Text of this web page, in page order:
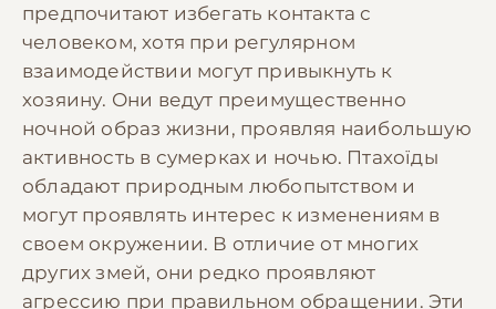
предпочитают избегать контакта с
человеком, хотя при регулярном
взаимодействии могут привыкнуть к
хозяину. Они ведут преимущественно
ночной образ жизни, проявляя наибольшую
активность в сумерках и ночью. Птахоїды
обладают природным любопытством и
могут проявлять интерес к изменениям в
своем окружении. В отличие от многих
других змей, они редко проявляют
агрессию при правильном обращении. Эти